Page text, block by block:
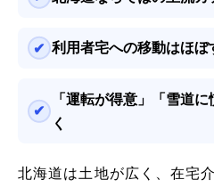
利用者宅への移動はほぼ
「運転が得意」「雪道
く
北海道は土地が広く、在宅